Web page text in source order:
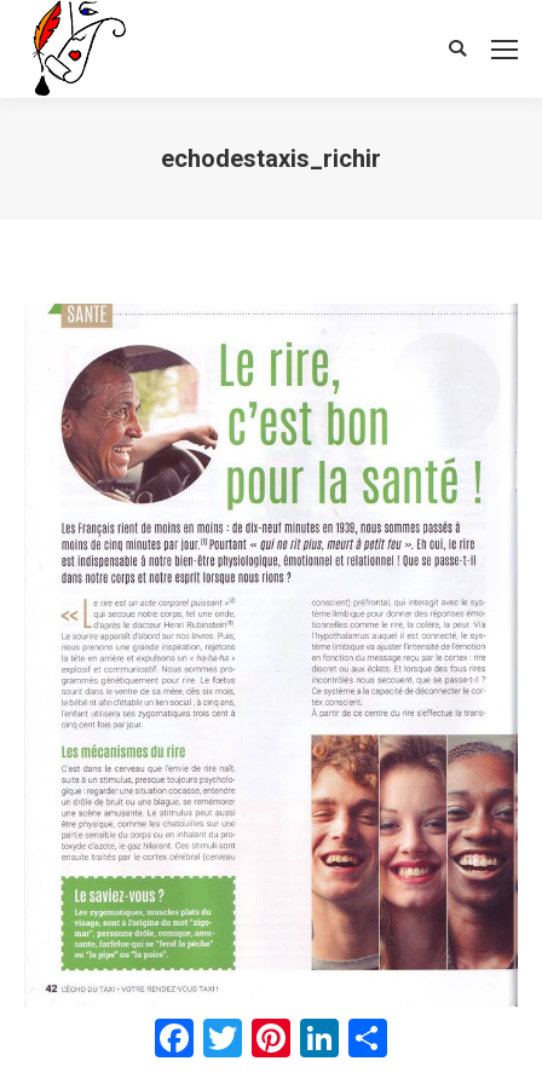
Search:
echodestaxis_richir
Facebook
Twitter
Pinterest
LinkedIn